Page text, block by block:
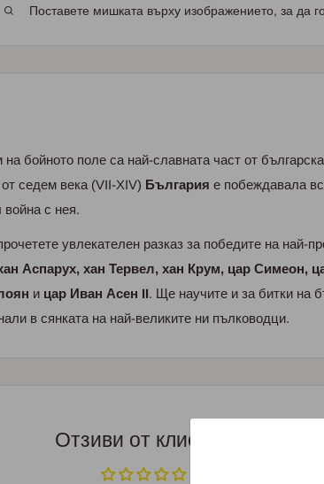
Поставете мишката върху изображението, за да
бойното поле са най-славната част от
седем века (VII-XIV) България е побеждавала
война с нея.
увлекателен разказ за победите на най-
Аспарух, хан Тервел, хан Крум, цар Симеон,
и цар Иван Асен II. Ще научите и за битки на
в сянката на най-великите ни пълководци.
Отзиви от клиенти